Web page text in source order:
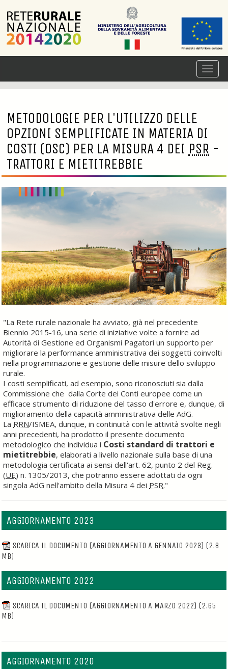
METODOLOGIE PER L'UTILIZZO DELLE
OPZIONI SEMPLIFICATE IN MATERIA DI
COSTI (OSC) PER LA MISURA 4 DEI PSR -
TRATTORI E MIETITREBBIE
"La Rete rurale nazionale ha avviato, già nel precedente
Biennio 2015-16, una serie di iniziative volte a fornire ad
Autorità di Gestione ed Organismi Pagatori un supporto per
migliorare la performance amministrativa dei soggetti coinvolti
nella programmazione e gestione delle misure dello sviluppo
rurale.
I costi semplificati, ad esempio, sono riconosciuti sia dalla
Commissione che dalla Corte dei Conti europee come un
efficace strumento di riduzione del tasso d'errore e, dunque, di
miglioramento della capacità amministrativa delle AdG.
La RRN/ISMEA, dunque, in continuità con le attività svolte negli
anni precedenti, ha prodotto il presente documento
metodologico che individua i Costi standard di trattori e
mietitrebbie, elaborati a livello nazionale sulla base di una
metodologia certificata ai sensi dell'art. 62, punto 2 del Reg.
(UE) n. 1305/2013, che potranno essere adottati da ogni
singola AdG nell'ambito della Misura 4 dei PSR."
AGGIORNAMENTO 2023
SCARICA IL DOCUMENTO (AGGIORNAMENTO A GENNAIO 2023) (2.8
MB)
AGGIORNAMENTO 2022
SCARICA IL DOCUMENTO (AGGIORNAMENTO A MARZO 2022) (2.65
MB)
AGGIORNAMENTO 2020